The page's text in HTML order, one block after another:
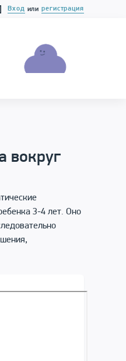
Вход или регистрация
вокруг
3-4 лет. Оно